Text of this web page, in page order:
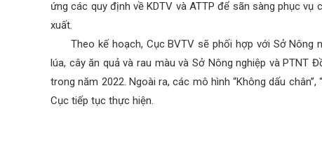
ứng các quy định về KDTV và ATTP để sãn sàng phục
xuất.
Theo kế hoạch, Cục BVTV sẽ phối hợp với Sở Nông
lúa, cây ăn quả và rau màu và Sở Nông nghiệp và PTNT
trong năm 2022. Ngoài ra, các mô hình “Không dấu
Cục tiếp tục thực hiện.